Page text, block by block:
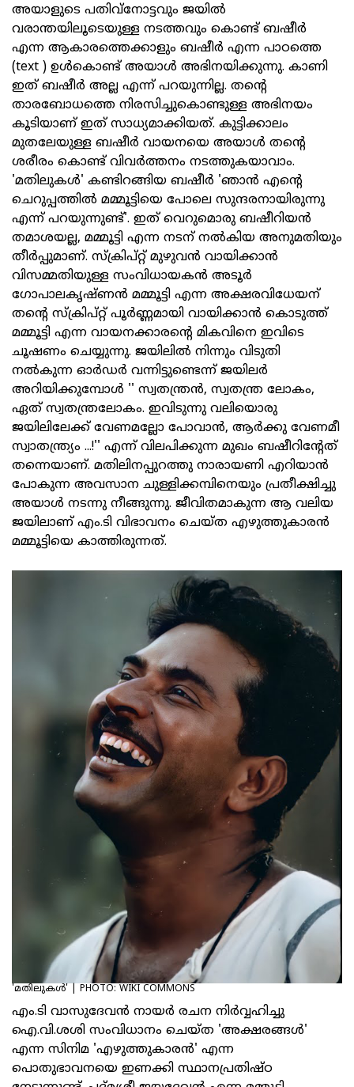
അയാളുടെ പതിവ്‌നോട്ടവും ജയില്‍
വരാന്തയിലൂടെയുള്ള നടത്തവും കൊണ്ട് ബഷീര്‍
എന്ന ആകാരത്തെക്കാളും ബഷീര്‍ എന്ന പാഠത്തെ
(text ) ഉള്‍കൊണ്ട് അയാള്‍ അഭിനയിക്കുന്നു. കാണി
ഇത് ബഷീര്‍ അല്ല എന്ന് പറയുന്നില്ല. തന്റെ
താരബോധത്തെ നിരസിച്ചുകൊണ്ടുള്ള അഭിനയം
കൂടിയാണ് ഇത് സാധ്യമാക്കിയത്. കുട്ടിക്കാലം
മുതലേയുള്ള ബഷീര്‍ വായനയെ അയാള്‍ തന്റെ
ശരീരം കൊണ്ട് വിവര്‍ത്തനം നടത്തുകയാവാം.
'മതിലുകള്‍' കണ്ടിറങ്ങിയ ബഷീര്‍ 'ഞാന്‍ എന്റെ
ചെറുപ്പത്തില്‍ മമ്മൂട്ടിയെ പോലെ സുന്ദരനായിരുന്നു
എന്ന് പറയുന്നുണ്ട്'. ഇത് വെറുമൊരു ബഷീറിയന്‍
തമാശയല്ല, മമ്മൂട്ടി എന്ന നടന് നല്‍കിയ അനുമതിയും
തീര്‍പ്പുമാണ്. സ്‌ക്രിപ്റ്റ് മുഴുവന്‍ വായിക്കാന്‍
വിസമ്മതിയുള്ള സംവിധായകന്‍ അടൂര്‍
ഗോപാലകൃഷ്ണന്‍ മമ്മൂട്ടി എന്ന അക്ഷരവിധേയന്
തന്റെ സ്‌ക്രിപ്റ്റ് പൂര്‍ണ്ണമായി വായിക്കാന്‍ കൊടുത്ത്
മമ്മൂട്ടി എന്ന വായനക്കാരന്റെ മികവിനെ ഇവിടെ
ചൂഷണം ചെയ്യുന്നു. ജയിലില്‍ നിന്നും വിടുതി
നല്‍കുന്ന ഓര്‍ഡര്‍ വന്നിട്ടുണ്ടെന്ന് ജയിലര്‍
അറിയിക്കുമ്പോള്‍ '' സ്വതന്ത്രന്‍, സ്വതന്ത്ര ലോകം,
ഏത് സ്വതന്ത്രലോകം. ഇവിടുന്നു വലിയൊരു
ജയിലിലേക്ക് വേണമല്ലോ പോവാന്‍, ആര്‍ക്കു വേണമീ
സ്വാതന്ത്ര്യം ...!'' എന്ന് വിലപിക്കുന്ന മുഖം ബഷീറിന്റേത്
തന്നെയാണ്. മതിലിനപ്പുറത്തു നാരായണി എറിയാന്‍
പോകുന്ന അവസാന ചുള്ളിക്കമ്പിനെയും പ്രതീക്ഷിച്ചു
അയാള്‍ നടന്നു നീങ്ങുന്നു. ജീവിതമാകുന്ന ആ വലിയ
ജയിലാണ് എം.ടി വിഭാവനം ചെയ്ത എഴുത്തുകാരന്‍
മമ്മൂട്ടിയെ കാത്തിരുന്നത്.
'മതിലുകൾ' | PHOTO: WIKI COMMONS
എം.ടി വാസുദേവന്‍ നായര്‍ രചന നിര്‍വ്വഹിച്ചു
ഐ.വി.ശശി സംവിധാനം ചെയ്ത 'അക്ഷരങ്ങള്‍'
എന്ന സിനിമ 'എഴുത്തുകാരന്‍' എന്ന
പൊതുഭാവനയെ ഇണക്കി സ്ഥാനപ്രതിഷ്ഠ